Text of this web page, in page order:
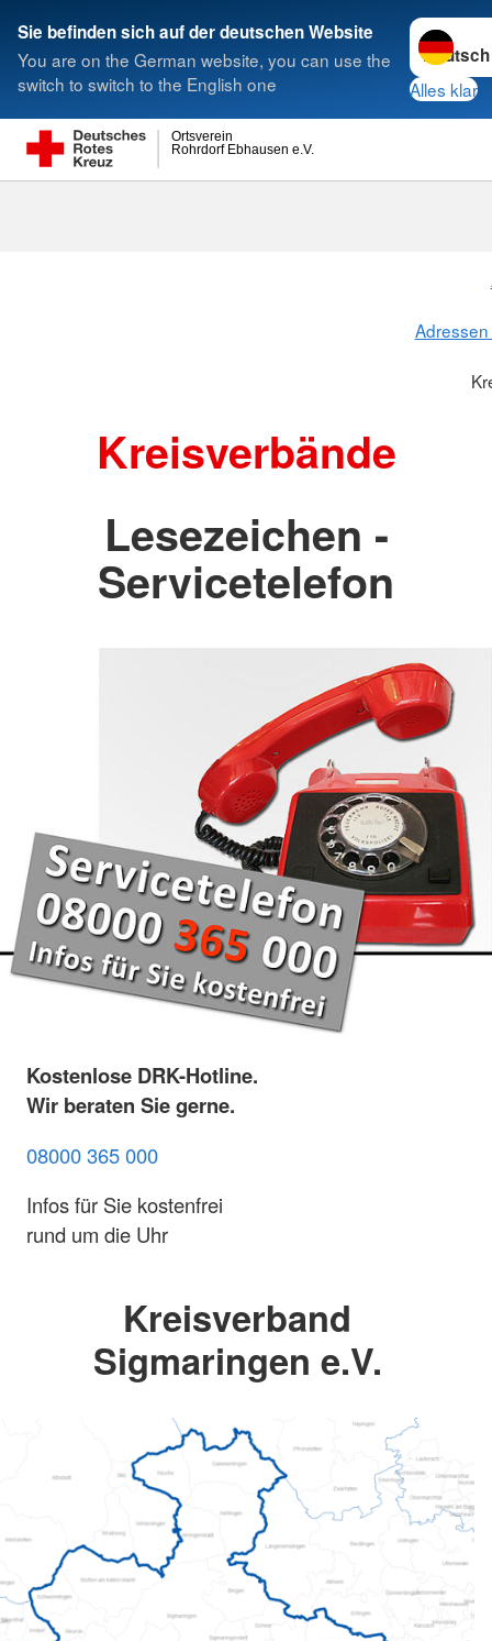
Sie befinden sich auf der deutschen Website
You are on the German website, you can use the
switch to switch to the English one
Sprache
Alles klar
Rohrdorf Ebhausen e.V.
Ortsverein
Suche
Kreisverbände
Lesezeichen -
Servicetelefon
Kostenlose DRK-Hotline.
Wir beraten Sie gerne.
08000 365 000
Infos für Sie kostenfrei
rund um die Uhr
Kreisverband
Sigmaringen e.V.